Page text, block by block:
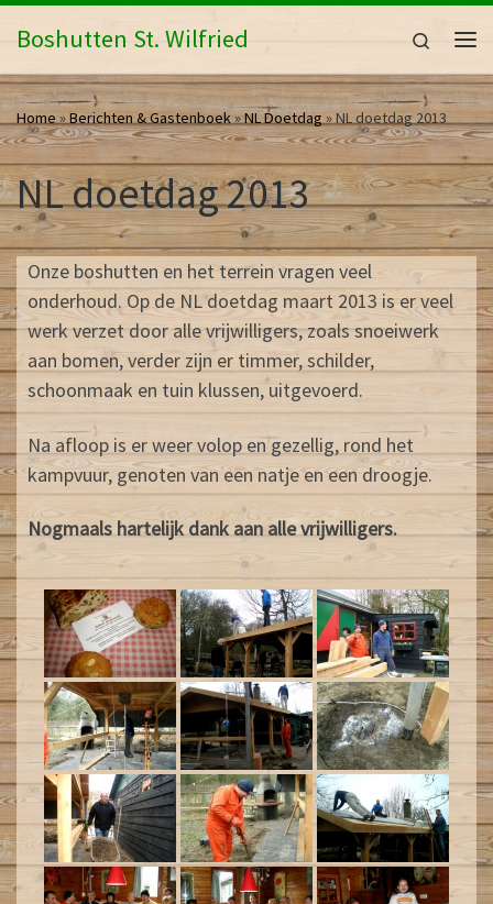
Ga naar inhoud
Boshutten St. Wilfried
Search
Home»Berichten & Gastenboek»NL Doetdag»NL doetdag 2013
NL doetdag 2013
Onze boshutten en het terrein vragen veel
onderhoud. Op de NL doetdag maart 2013 is er veel
werk verzet door alle vrijwilligers, zoals snoeiwerk
aan bomen, verder zijn er timmer, schilder,
schoonmaak en tuin klussen, uitgevoerd.
Na afloop is er weer volop en gezellig, rond het
kampvuur, genoten van een natje en een droogje.
Nogmaals hartelijk dank aan alle vrijwilligers.